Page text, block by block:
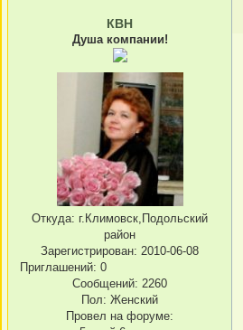
КВН
Душа компании!
Откуда: г.Климовск,Подольский
район
Зарегистрирован: 2010-06-08
Приглашений: 0
Сообщений: 2260
Пол: Женский
Провел на форуме: